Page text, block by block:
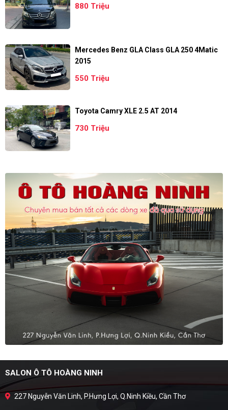
880 Triệu
Mercedes Benz GLA Class GLA 250 4Matic
2015
550 Triệu
Toyota Camry XLE 2.5 AT 2014
730 Triệu
SALON Ô TÔ HOÀNG NINH
227 Nguyễn Văn Linh, P.Hưng Lợi, Q.Ninh Kiều, Cần Thơ